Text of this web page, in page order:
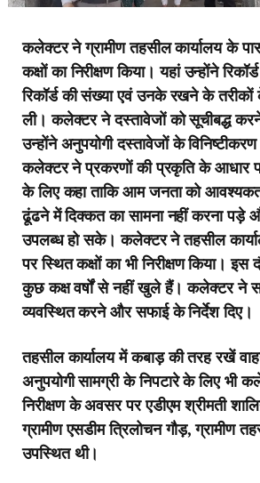
कलेक्टर ने ग्रामीण तहसील कार्यालय के
कक्षों का निरीक्षण किया। यहां उन्होंने
रिकॉर्ड की संख्या एवं उनके रखने के तरीकों
ली। कलेक्टर ने दस्तावेजों को सूचीबद्ध
उन्होंने अनुपयोगी दस्तावेजों के
कलेक्टर ने प्रकरणों की प्रकृति के आधार
के लिए कहा ताकि आम जनता को
ढूंढने में दिक्कत का सामना नहीं करना पड़े
उपलब्ध हो सके। कलेक्टर ने तहसील
पर स्थित कक्षों का भी निरीक्षण किया। इस
कुछ कक्ष वर्षों से नहीं खुले हैं। कलेक्टर ने
व्यवस्थित करने और सफाई के निर्देश दिए।
तहसील कार्यालय में कबाड़ की तरह रखें
अनुपयोगी सामग्री के निपटारे के लिए भी
निरीक्षण के अवसर पर एडीएम श्रीमती
ग्रामीण एसडीम त्रिलोचन गौड़, ग्रामीण
उपस्थित थी।